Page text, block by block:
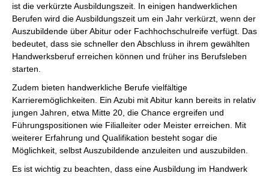
ist die verkürzte Ausbildungszeit. In einigen handwerklichen
Berufen wird die Ausbildungszeit um ein Jahr verkürzt, wenn der
Auszubildende über Abitur oder Fachhochschulreife verfügt. Das
bedeutet, dass sie schneller den Abschluss in ihrem gewählten
Handwerksberuf erreichen können und früher ins Berufsleben
starten.
Zudem bieten handwerkliche Berufe vielfältige
Karrieremöglichkeiten. Ein Azubi mit Abitur kann bereits in relativ
jungen Jahren, etwa Mitte 20, die Chance ergreifen und
Führungspositionen wie Filialleiter oder Meister erreichen. Mit
weiterer Erfahrung und Qualifikation besteht sogar die
Möglichkeit, selbst Auszubildende anzuleiten und auszubilden.
Es ist wichtig zu beachten, dass eine Ausbildung im Handwerk